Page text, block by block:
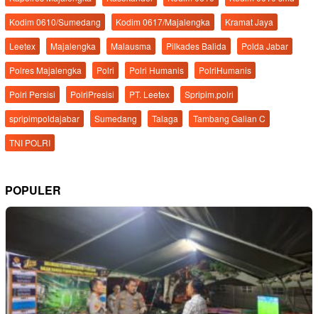
Kodim 0610/Sumedang
Kodim 0617/Majalengka
Kramat Jaya
Leetex
Majalengka Malausma Pilkades Balida
Polda Jabar
Polres Majalengka
Polri Polri Humanis
PolriHumanis
Polri Persisi
PolriPresisi PT. Leetex
Spripim.polri
spripimpoldajabar
Sumedang Talaga
Tambang Galian C
TNI POLRI
POPULER